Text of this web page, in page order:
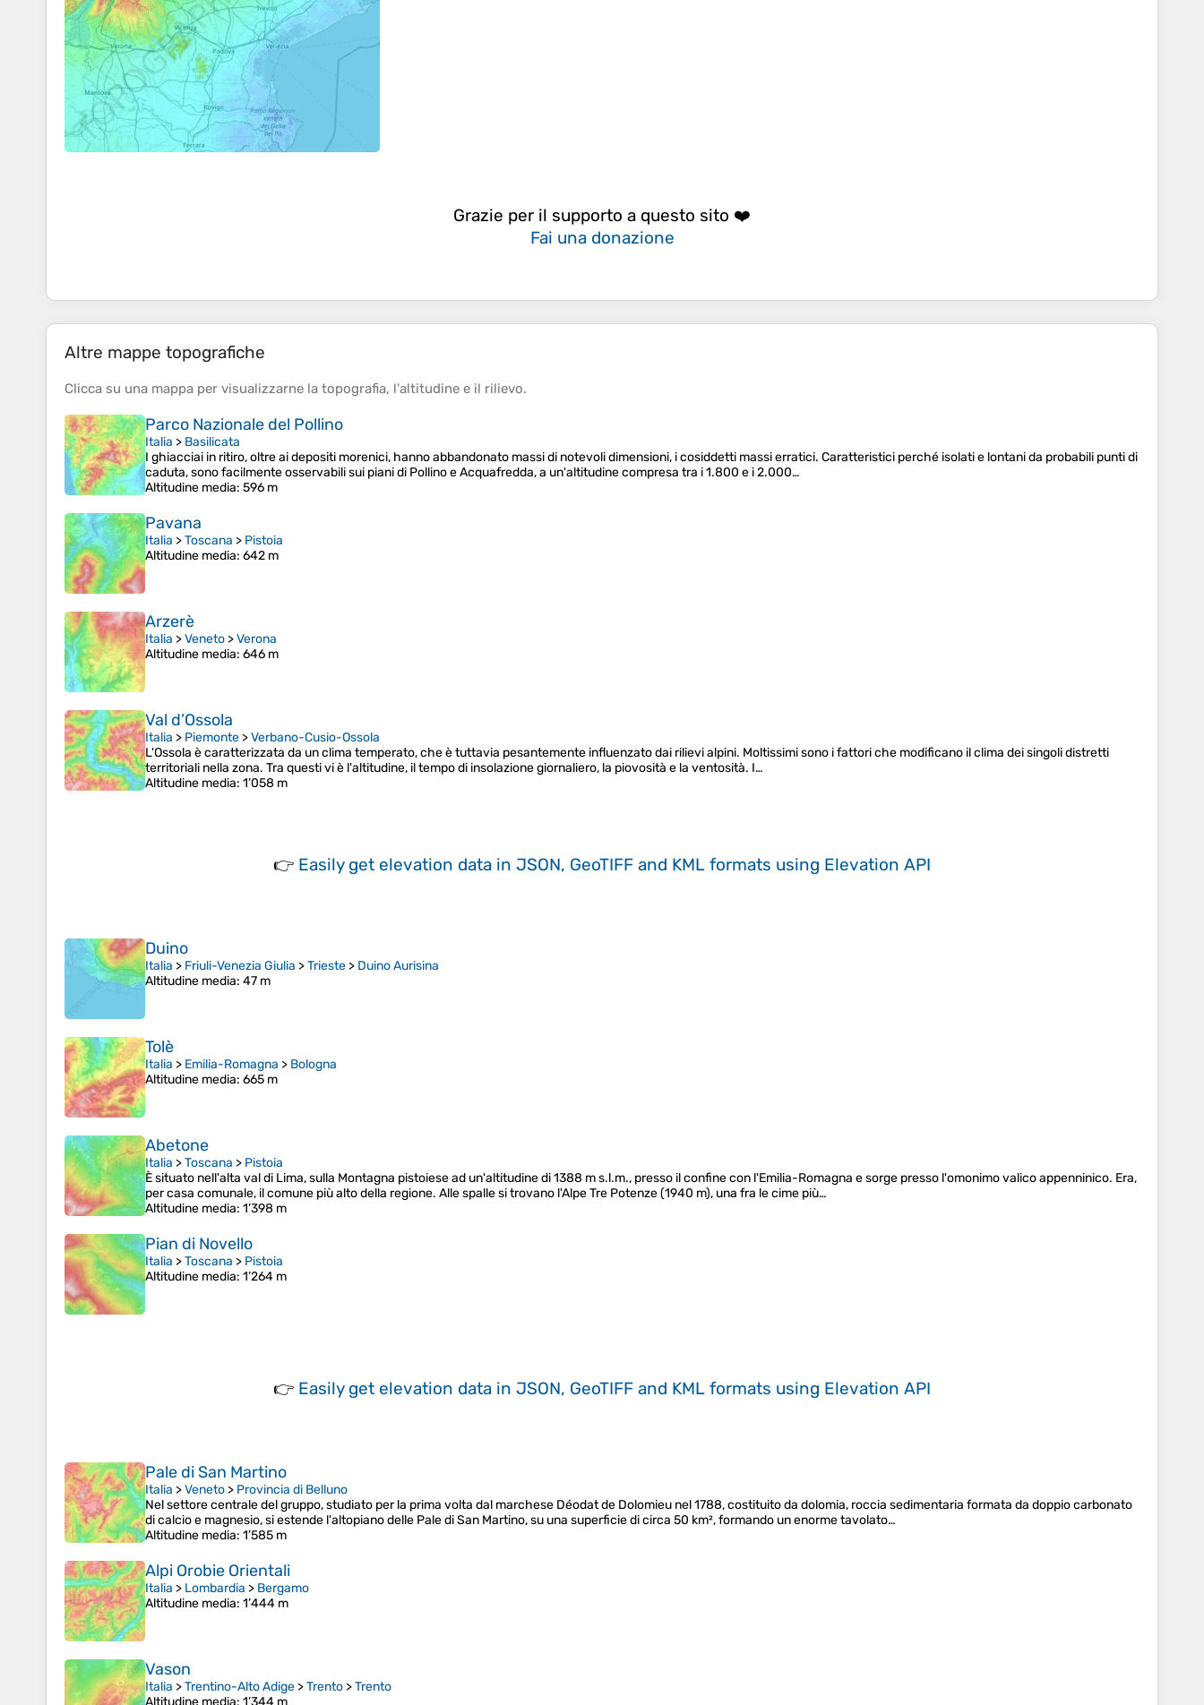
Grazie per il supporto a questo sito ❤️
Fai una donazione
Altre mappe topografiche
Clicca su una mappa per visualizzarne la topografia, l'altitudine e il rilievo.
Parco Nazionale del Pollino
Italia > Basilicata
I ghiacciai in ritiro, oltre ai depositi morenici, hanno abbandonato massi di notevoli dimensioni, i cosiddetti massi erratici. Caratteristici perché isolati e lontani da probabili punti di
caduta, sono facilmente osservabili sui piani di Pollino e Acquafredda, a un'altitudine compresa tra i 1.800 e i 2.000…
Altitudine media: 596 m
Pavana
Italia >Toscana > Pistoia
Altitudine media: 642 m
Arzerè
Italia >Veneto >Verona
Altitudine media: 646 m
Val d’Ossola
Italia > Piemonte >Verbano-Cusio-Ossola
L'Ossola è caratterizzata da un clima temperato, che è tuttavia pesantemente influenzato dai rilievi alpini. Moltissimi sono i fattori che modificano il clima dei singoli distretti
territoriali nella zona. Tra questi vi è l'altitudine, il tempo di insolazione giornaliero, la piovosità e la ventosità. I…
Altitudine media: 1’058 m
👉 Easily get elevation data in JSON, GeoTIFF and KML formats using Elevation API
Duino
Italia > Friuli-Venezia Giulia >Trieste > Duino Aurisina
Altitudine media: 47 m
Tolè
Italia > Emilia-Romagna > Bologna
Altitudine media: 665 m
Abetone
Italia >Toscana > Pistoia
È situato nell'alta val di Lima, sulla Montagna pistoiese ad un'altitudine di 1388 m s.l.m., presso il confine con l'Emilia-Romagna e sorge presso l'omonimo valico appenninico. Era,
per casa comunale, il comune più alto della regione. Alle spalle si trovano l'Alpe Tre Potenze (1940 m), una fra le cime più…
Altitudine media: 1’398 m
Pian di Novello
Italia >Toscana > Pistoia
Altitudine media: 1’264 m
👉 Easily get elevation data in JSON, GeoTIFF and KML formats using Elevation API
Pale di San Martino
Italia >Veneto > Provincia di Belluno
Nel settore centrale del gruppo, studiato per la prima volta dal marchese Déodat de Dolomieu nel 1788, costituito da dolomia, roccia sedimentaria formata da doppio carbonato
di calcio e magnesio, si estende l'altopiano delle Pale di San Martino, su una superficie di circa 50 km², formando un enorme tavolato…
Altitudine media: 1’585 m
Alpi Orobie Orientali
Italia > Lombardia > Bergamo
Altitudine media: 1’444 m
Vason
Italia >Trentino-Alto Adige >Trento >Trento
Altitudine media: 1’344 m